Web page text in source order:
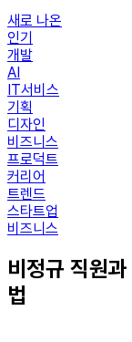
새로 나온
인기
개발
AI
IT서비스
기획
디자인
비즈니스
프로덕트
커리어
트렌드
스타트업
비즈니스
비정규 직원
법